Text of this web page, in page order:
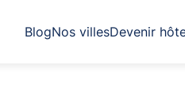
BlogNos villesDevenir